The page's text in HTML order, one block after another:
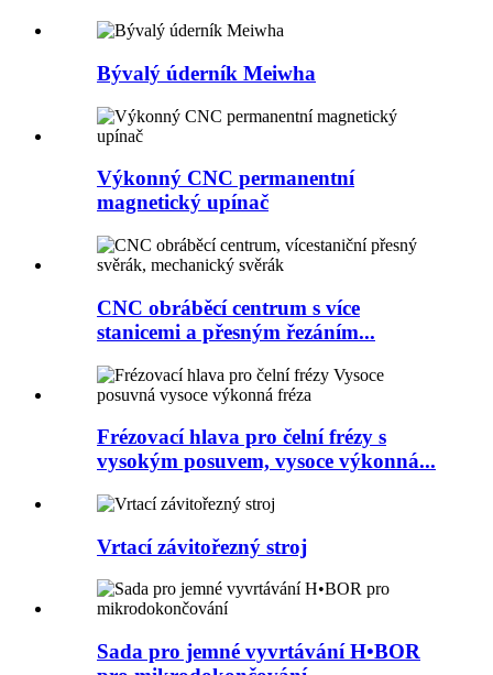
Bývalý úderník Meiwha
Výkonný CNC permanentní
magnetický upínač
CNC obráběcí centrum s více
stanicemi a přesným řezáním...
Frézovací hlava pro čelní frézy s
vysokým posuvem, vysoce výkonná...
Vrtací závitořezný stroj
Sada pro jemné vyvrtávání H•BOR